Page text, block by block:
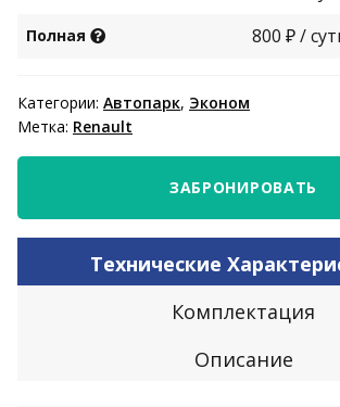
Полная 800 ₽ /
Категории: Автопарк, Эконом
Метка: Renault
ЗАБРОНИРОВАТЬ
Технические
Комплектация
Описание